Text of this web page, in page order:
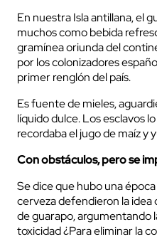
En nuestra Isla antillana, el
muchos como bebida
gramínea oriunda del
por los colonizadores
primer renglón del país.
Es fuente de mieles,
líquido dulce. Los esclavos
recordaba el jugo de maíz y
Con obstáculos, pero se
Se dice que hubo una
cerveza defendieron la idea
de guarapo, argumentando
toxicidad ¿Para eliminar la